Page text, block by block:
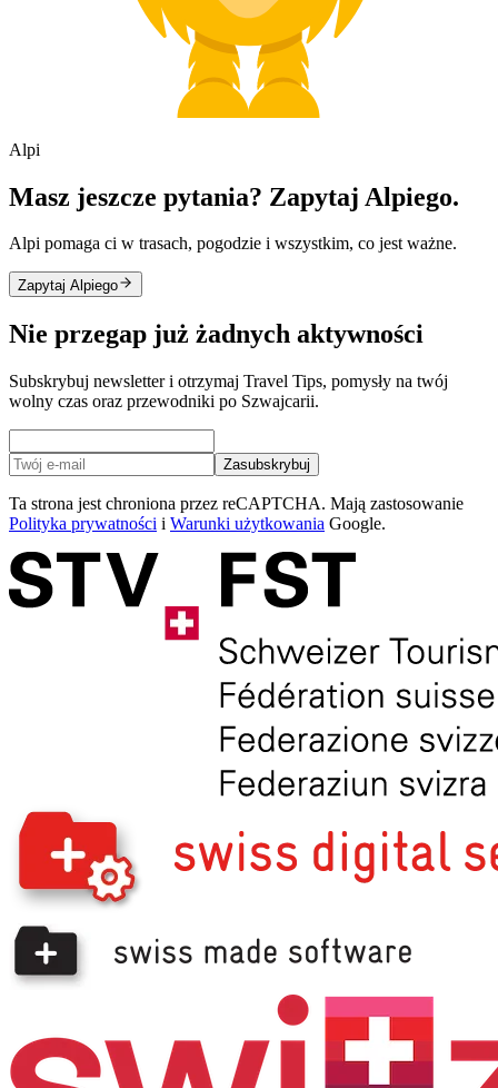
Alpi
Masz jeszcze pytania? Zapytaj Alpiego.
Alpi pomaga ci w trasach, pogodzie i wszystkim, co jest ważne.
Zapytaj Alpiego
Nie przegap już żadnych aktywności
Subskrybuj newsletter i otrzymaj Travel Tips, pomysły na twój
wolny czas oraz przewodniki po Szwajcarii.
Zasubskrybuj
Ta strona jest chroniona przez reCAPTCHA. Mają zastosowanie
Polityka prywatności i Warunki użytkowania Google.